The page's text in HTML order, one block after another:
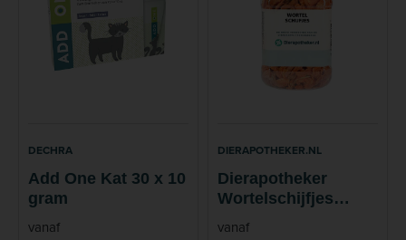
DECHRA
Add One Kat 30 x 10
gram
vanaf
DIERAPOTHEKER.NL
Dierapotheker
Wortelschijfjes
Snack 150 gram
vanaf